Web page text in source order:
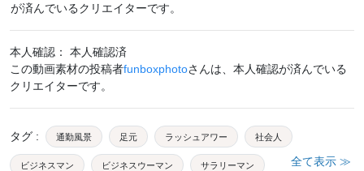
が済んでいるクリエイターです。
本人確認： 本人確認済
この動画素材の投稿者funboxphotoさんは、本人確認が済んでいる
クリエイターです。
タグ : 通勤風景 足元 ラッシュアワー 社会人
ビジネスマン ビジネスウーマン サラリーマン 全て表示 ≫